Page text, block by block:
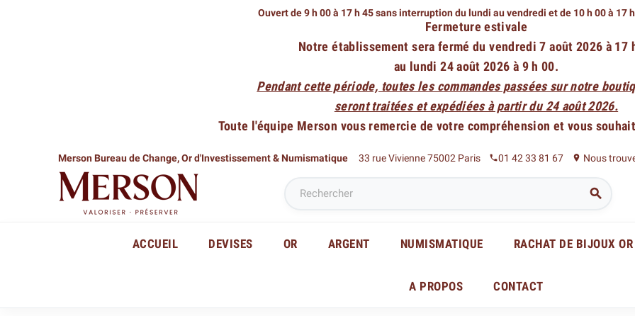
Ouvert de 9 h 00 à 17 h 45 sans interruption du lundi au vendredi et de 10 h 00 à 17
Fermeture estivale
Notre établissement sera fermé du vendredi 7 août 2026 à 17
au lundi 24 août 2026 à 9 h 00.
Pendant cette période, toutes les commandes passées sur notre
seront traitées et expédiées à partir du 24 août 2026.
Toute l'équipe Merson vous remercie de votre compréhension et vous
Merson Bureau de Change, Or d'Investissement & Numismatique 33 rue Vivienne 75002 Paris phone01 42 33 81 67 place Nous

ACCUEIL DEVISES OR ARGENT NUMISMATIQUE RACHAT DE BIJOUX OR
A PROPOS CONTACT